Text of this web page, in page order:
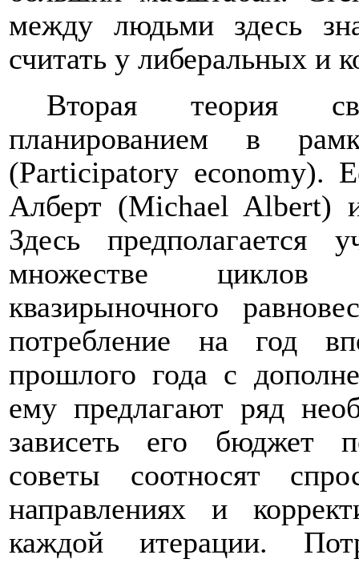
между людьми здесь
считать у либеральных и
Вторая теория
планированием в
(Participatory economy).
Алберт (Michael Albert)
Здесь предполагается
множестве циклов
квазирыночного
потребление на год
прошлого года с
ему предлагают ряд
зависеть его бюджет
советы соотносят
направлениях и
каждой итерации.